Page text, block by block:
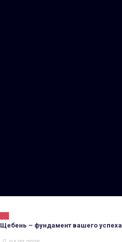
Щебень – фундамент вашего успеха